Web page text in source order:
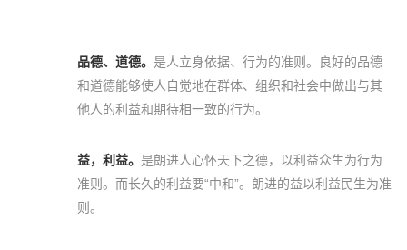
品德、道德。 是人立身依据、行为的准则。良好的品德
和道德能够使人自觉地在群体、组织和社会中做出与其
他人的利益和期待相一致的行为。
益，利益。 是朗进人心怀天下之德，以利益众生为行为
准则。而长久的利益要“中和”。朗进的益以利益民生为准
则。